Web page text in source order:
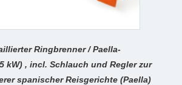
Ringbrenner / Paella-
kW) , incl. Schlauch und Regler zur
spanischer Reisgerichte (Paella)